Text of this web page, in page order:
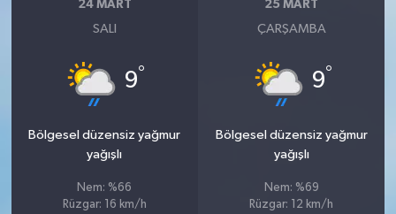
24 MART
SALI
9°
Bölgesel düzensiz yağmur
yağışlı
Nem: %66
Rüzgar: 16 km/h
25 MART
ÇARŞAMBA
9°
Bölgesel düzensiz yağmur
yağışlı
Nem: %69
Rüzgar: 12 km/h